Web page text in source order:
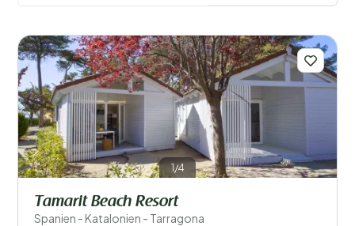
Länder
Dänemark (1)
Deutschland (1)
Frankreich (1)
Filter speichern
1/4
Tamarit Beach Resort
Spanien - Katalonien - Tarragona